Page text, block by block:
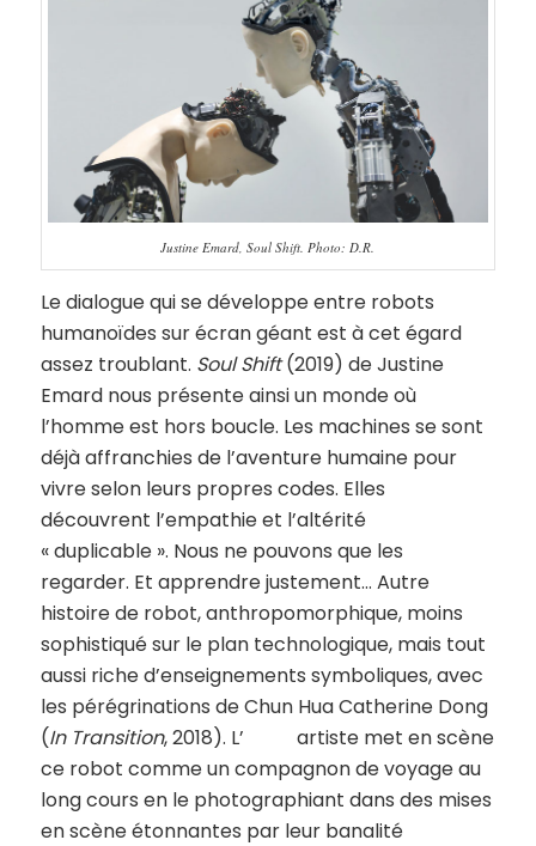
Justine Emard, Soul Shift. Photo: D.R.
Le dialogue qui se développe entre robots
humanoïdes sur écran géant est à cet égard
assez troublant. Soul Shift(2019) de Justine
Emard nous présente ainsi un monde où
l’homme est hors boucle. Les machines se sont
déjà affranchies de l’aventure humaine pour
vivre selon leurs propres codes. Elles
découvrent l’empathie et l’altérité
« duplicable ». Nous ne pouvons que les
regarder. Et apprendre justement… Autre
histoire de robot, anthropomorphique, moins
sophistiqué sur le plan technologique, mais tout
aussi riche d’enseignements symboliques, avec
les pérégrinations de Chun Hua Catherine Dong
(In Transition, 2018). L’ artiste met en scène
ce robot comme un compagnon de voyage au
long cours en le photographiant dans des mises
en scène étonnantes par leur banalité